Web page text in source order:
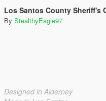
Los Santos County Sheriff's Office
By StealthyEagle97
Designed in Alderney